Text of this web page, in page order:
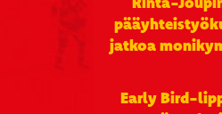
jatkoa
Early Bird-